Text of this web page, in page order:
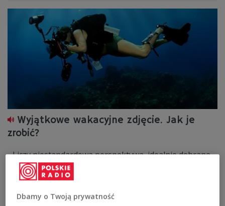
Wyjątkowe wakacyjne zdjęcie. Jak je
zrobić?
- Liczy niestandardowa perspektywa, idealnie dobrane
światło i przede wszystkim dobra zabawa podczas
robienia zdjęć - radzi fotograf Mateusz Kalinowski.
zabawa
Dbamy o Twoją prywatność